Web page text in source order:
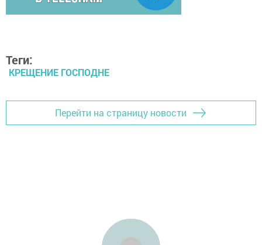
Теги:
КРЕЩЕНИЕ ГОСПОДНЕ
Перейти на страницу новости